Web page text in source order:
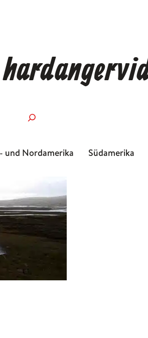
und Nordamerika Südamerika